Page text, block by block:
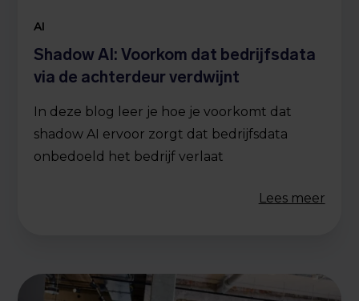
AI
Shadow AI: Voorkom dat bedrijfsdata
via de achterdeur verdwijnt
In deze blog leer je hoe je voorkomt dat
shadow AI ervoor zorgt dat bedrijfsdata
onbedoeld het bedrijf verlaat
Lees meer